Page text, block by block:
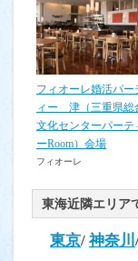
フィオーレ婚活パー
ィー 津（三重県総
文化センターパーテ
ーRoom）会場
フィオーレ
東海近隣エリア
東京/神奈川